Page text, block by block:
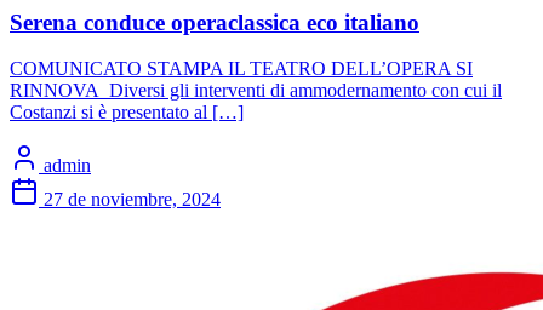
Serena conduce operaclassica eco italiano
COMUNICATO STAMPA IL TEATRO DELL’OPERA SI
RINNOVA Diversi gli interventi di ammodernamento con cui il
Costanzi si è presentato al […]
admin
27 de noviembre, 2024